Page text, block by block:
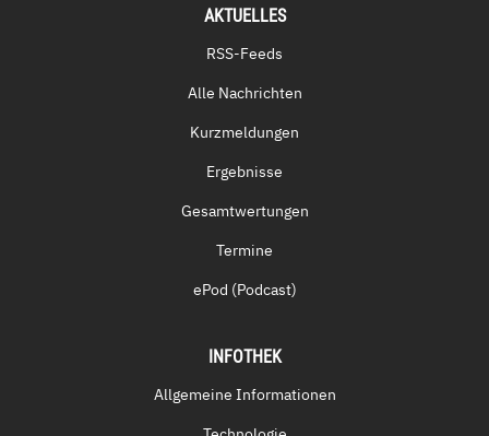
AKTUELLES
RSS-Feeds
Alle Nachrichten
Kurzmeldungen
Ergebnisse
Gesamtwertungen
Termine
ePod (Podcast)
INFOTHEK
Allgemeine Informationen